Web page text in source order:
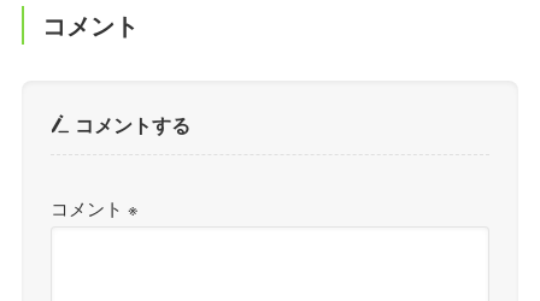
コメント
コメントする
コメント※